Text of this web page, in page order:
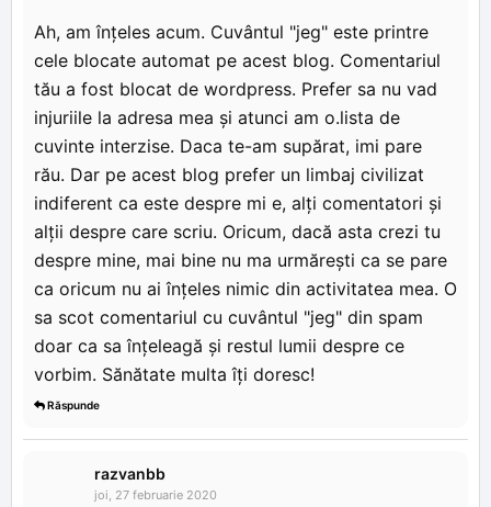
Ah, am înțeles acum. Cuvântul "jeg" este printre
cele blocate automat pe acest blog. Comentariul
tău a fost blocat de wordpress. Prefer sa nu vad
injuriile la adresa mea și atunci am o.lista de
cuvinte interzise. Daca te-am supărat, imi pare
rău. Dar pe acest blog prefer un limbaj civilizat
indiferent ca este despre mi e, alți comentatori și
alții despre care scriu. Oricum, dacă asta crezi tu
despre mine, mai bine nu ma urmărești ca se pare
ca oricum nu ai înțeles nimic din activitatea mea. O
sa scot comentariul cu cuvântul "jeg" din spam
doar ca sa înțeleagă și restul lumii despre ce
vorbim. Sănătate multa îți doresc!
Răspunde
razvanbb
joi, 27 februarie 2020